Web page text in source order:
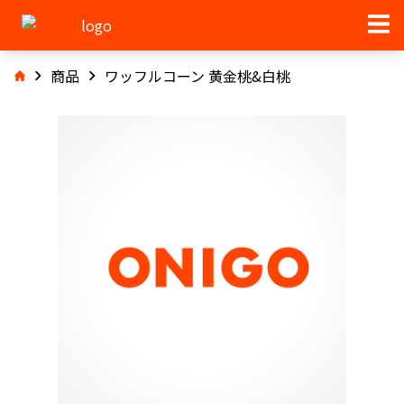
商品 ワッフルコーン 黄金桃&白桃